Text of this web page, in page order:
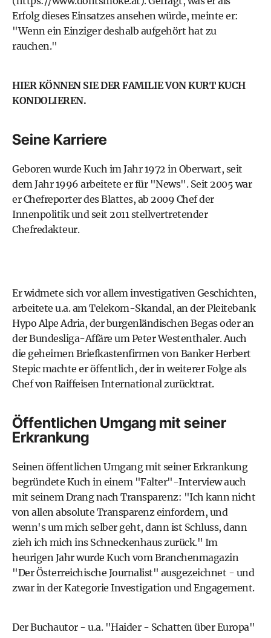
Erfolg dieses Einsatzes ansehen würde, meinte er:
"Wenn ein Einziger deshalb aufgehört hat zu
rauchen."
HIER KÖNNEN SIE DER FAMILIE VON KURT KUCH
KONDOLIEREN.
Seine Karriere
Geboren wurde Kuch im Jahr 1972 in Oberwart, seit
dem Jahr 1996 arbeitete er für "News". Seit 2005 war
er Chefreporter des Blattes, ab 2009 Chef der
Innenpolitik und seit 2011 stellvertretender
Chefredakteur.
Er widmete sich vor allem investigativen Geschichten,
arbeitete u.a. am Telekom-Skandal, an der Pleitebank
Hypo Alpe Adria, der burgenländischen Begas oder an
der Bundesliga-Affäre um Peter Westenthaler. Auch
die geheimen Briefkastenfirmen von Banker Herbert
Stepic machte er öffentlich, der in weiterer Folge als
Chef von Raiffeisen International zurücktrat.
Öffentlichen Umgang mit seiner
Erkrankung
Seinen öffentlichen Umgang mit seiner Erkrankung
begründete Kuch in einem "Falter"-Interview auch
mit seinem Drang nach Transparenz: "Ich kann nicht
von allen absolute Transparenz einfordern, und
wenn's um mich selber geht, dann ist Schluss, dann
zieh ich mich ins Schneckenhaus zurück." Im
heurigen Jahr wurde Kuch vom Branchenmagazin
"Der Österreichische Journalist" ausgezeichnet - und
zwar in der Kategorie Investigation und Engagement.
Der Buchautor - u.a. "Haider - Schatten über Europa"